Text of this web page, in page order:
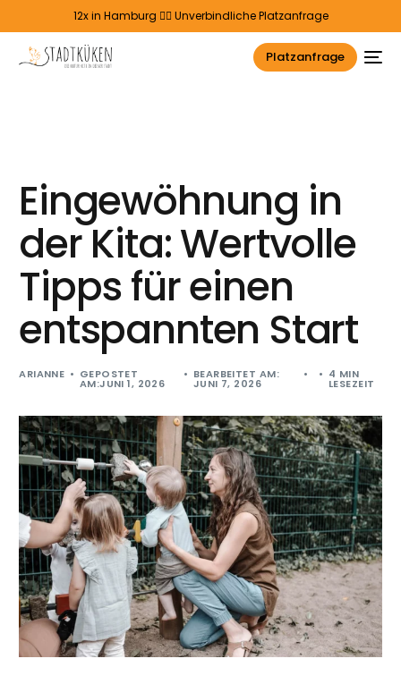
12x in Hamburg 👉🏻 Unverbindliche Platzanfrage
Platzanfrage
Eingewöhnung in
der Kita: Wertvolle
Tipps für einen
entspannten Start
ARIANNE GEPOSTET
AM:JUNI 1, 2026
BEARBEITET AM:
JUNI 7, 2026
4 MIN
LESEZEIT